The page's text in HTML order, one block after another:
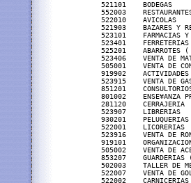
521101
552003
522010
521903
523101
523401
525201
523406    VENTA
505001    VENTA
919902    ACTIVIDADES
523915    VENTA
851201
801002
281120
523907
930201
522001
523916    VENTA
919101
505002    VENTA
853207
502003
522007    VENTA
522002